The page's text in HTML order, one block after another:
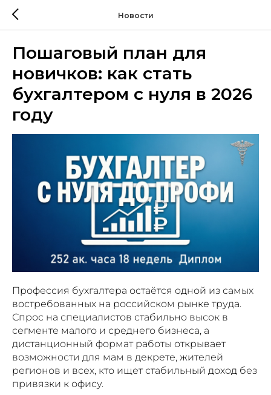
Новости
Пошаговый план для
новичков: как стать
бухгалтером с нуля в 2026
году
Профессия бухгалтера остаётся одной из самых
востребованных на российском рынке труда.
Спрос на специалистов стабильно высок в
сегменте малого и среднего бизнеса, а
дистанционный формат работы открывает
возможности для мам в декрете, жителей
регионов и всех, кто ищет стабильный доход без
привязки к офису.